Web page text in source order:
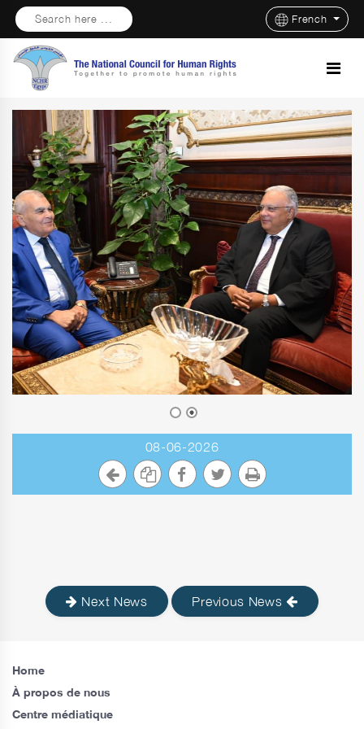
Search here ... French
08-06-2026
Next News Previous News
Home
À propos de nous
Centre médiatique